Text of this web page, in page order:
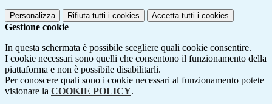
Personalizza Rifiuta tutti i cookies Accetta tutti i cookies
Gestione cookie
In questa schermata è possibile scegliere quali cookie consentire.
I cookie necessari sono quelli che consentono il funzionamento della
piattaforma e non è possibile disabilitarli.
Per conoscere quali sono i cookie necessari al funzionamento potete
visionare la COOKIE POLICY.